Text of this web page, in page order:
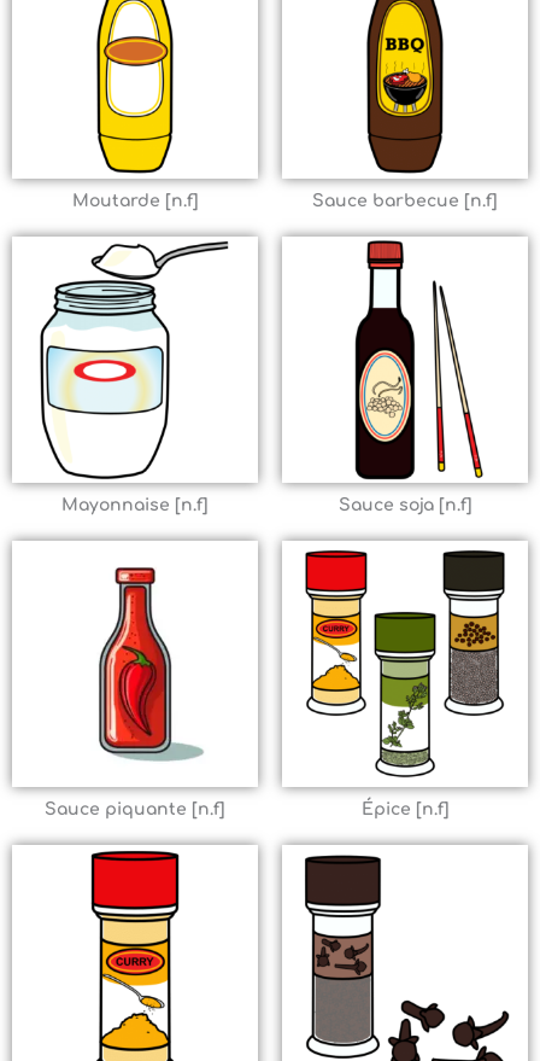
Moutarde [n.f] Sauce barbecue [n.f]
Mayonnaise [n.f] Sauce soja [n.f]
Sauce piquante [n.f] Épice [n.f]